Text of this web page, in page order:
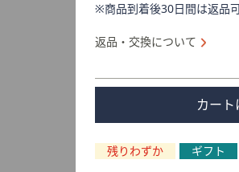
※商品到着後30日間は返品
返品・交換について
カート
残りわずか ギフト